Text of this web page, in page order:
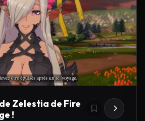
Zelestia de Fire
!